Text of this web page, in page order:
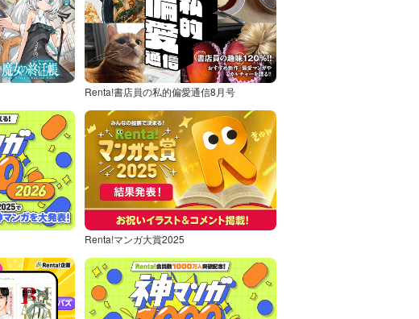
Renta!書店員の私的偏愛通信8月号
Renta!マンガ大賞2025